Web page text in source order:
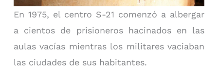
En 1975, el centro S-21 comenzó a albergar
a cientos de prisioneros hacinados en las
aulas vacías mientras los militares vaciaban
las ciudades de sus habitantes.